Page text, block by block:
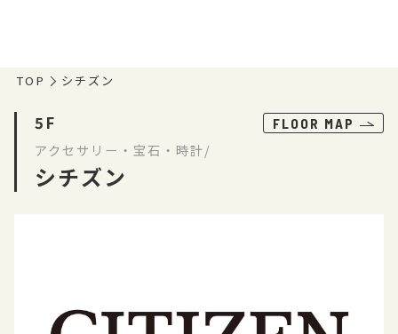
TOP シチズン
5F FLOOR MAP
アクセサリー・宝石・時計/
シチズン